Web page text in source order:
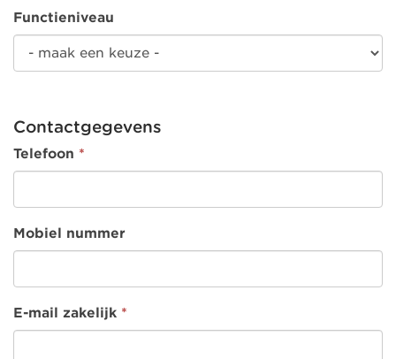
Functieniveau
Contactgegevens
Telefoon *
Mobiel nummer
E-mail zakelijk *